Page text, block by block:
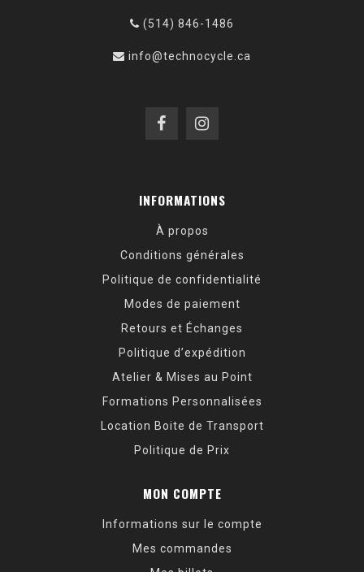
(514) 846-1486
info@technocycle.ca
INFORMATIONS
À propos
Conditions générales
Politique de confidentialité
Modes de paiement
Retours et Échanges
Politique d’expédition
Atelier & Mises au Point
Formations Personnalisées
Location Boite de Transport
Politique de Prix
MON COMPTE
Informations sur le compte
Mes commandes